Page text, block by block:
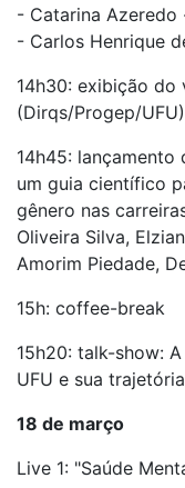
- Catarina
- Carlos Henrique
14h30: exibição do
(Dirqs/Progep/UFU)
14h45: lançamento
um guia científico
gênero nas
Oliveira Silva,
Amorim Piedade,
15h: coffee-break
15h20: talk-show:
UFU e sua trajetória
18 de março
Live 1: "Saúde